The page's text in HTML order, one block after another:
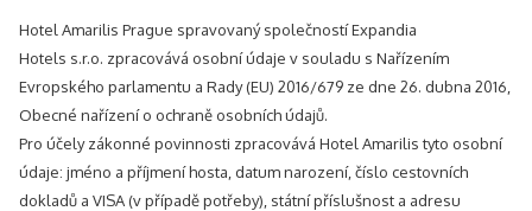
Hotel Amarilis Prague spravovaný společností Expandia
Hotels s.r.o. zpracovává osobní údaje v souladu s Nařízením
Evropského parlamentu a Rady (EU) 2016/679 ze dne 26. dubna 2016,
Obecné nařízení o ochraně osobních údajů.
Pro účely zákonné povinnosti zpracovává Hotel Amarilis tyto osobní
údaje: jméno a příjmení hosta, datum narození, číslo cestovních
dokladů a VISA (v případě potřeby), státní příslušnost a adresu